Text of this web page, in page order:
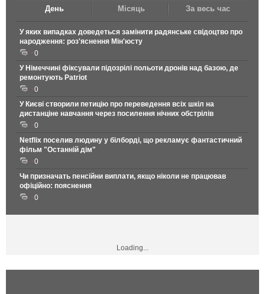
День Місяць За весь час
У яких випадках доведеться замінити радянське свідоцтво про
народження: роз'яснення Мін'юсту
0
У Німеччині фіксували підозрілі польоти дронів над базою, де
ремонтують Patriot
0
У Києві створили петицію про переведення всіх шкіл на
дистанціне навчання через посилення нічних обстрілів
0
Netflix поселив людину у білборді, що рекламує фантастичний
фільм "Останній дім"
0
Чи призначать пенсійни виплати, якщо ніколи не працював
офіційно: пояснення
0
Loading...